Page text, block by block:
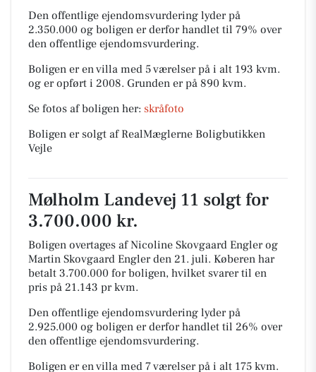
Den offentlige ejendomsvurdering lyder på
2.350.000 og boligen er derfor handlet til 79% over
den offentlige ejendomsvurdering.
Boligen er en villa med 5 værelser på i alt 193 kvm.
og er opført i 2008. Grunden er på 890 kvm.
Se fotos af boligen her: skråfoto
Boligen er solgt af RealMæglerne Boligbutikken
Vejle
Mølholm Landevej 11 solgt for
3.700.000 kr.
Boligen overtages af Nicoline Skovgaard Engler og
Martin Skovgaard Engler den 21. juli. Køberen har
betalt 3.700.000 for boligen, hvilket svarer til en
pris på 21.143 pr kvm.
Den offentlige ejendomsvurdering lyder på
2.925.000 og boligen er derfor handlet til 26% over
den offentlige ejendomsvurdering.
Boligen er en villa med 7 værelser på i alt 175 kvm.